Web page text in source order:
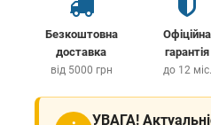
Безкоштовна
доставка
від 5000 грн
Офіційна
гарантія
до 12 міс.
УВАГА!